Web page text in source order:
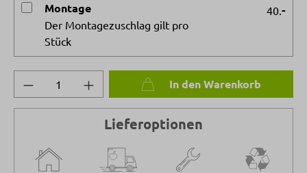
Montage
Der Montagezuschlag gilt pro
Stück
40.-
Produkt Anzahl: Gib den gewünschten
In den Warenkorb
Lieferoptionen